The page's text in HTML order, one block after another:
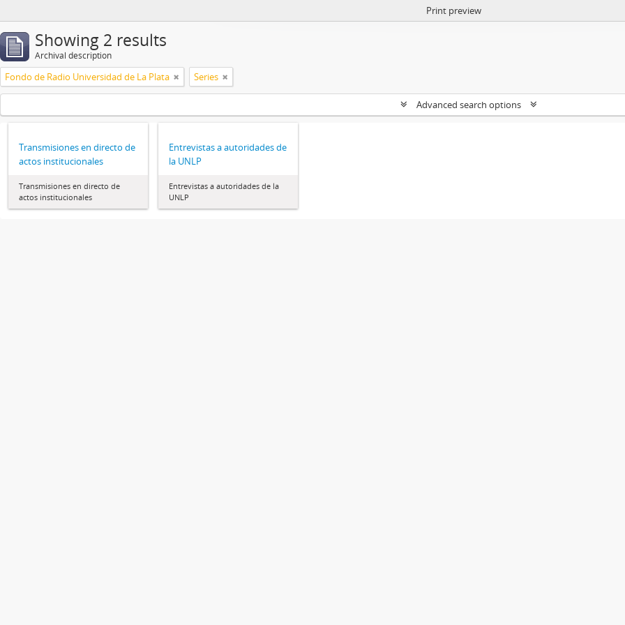
Print preview
Showing 2 results
Archival description
Fondo de Radio Universidad de La Plata Series
Advanced search options
Transmisiones en directo de
actos institucionales
Transmisiones en directo de
actos institucionales
Entrevistas a autoridades de
la UNLP
Entrevistas a autoridades de la
UNLP